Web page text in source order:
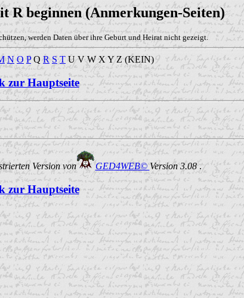
R beginnen (Anmerkungen-Seiten)
werden Daten über ihre Geburt und Heirat nicht gezeigt.
N O PQR S TU V W X Y Z (KEIN)
zur Hauptseite
Version von GED4WEB©Version 3.08.
zur Hauptseite